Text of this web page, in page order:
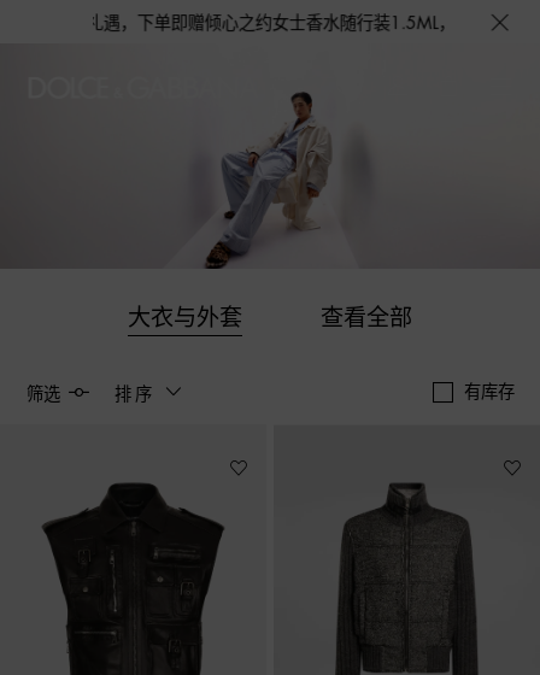
礼遇，下单即赠倾心之约女士香水随行装1.5ML，
大衣与外套 查看全部
筛选 排序 有库存